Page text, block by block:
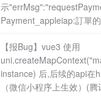
示
Payment_appleiap:訂單
【报Bug】vue3 使用
instance) 后,后续的api在
（微信小程序上生效）(